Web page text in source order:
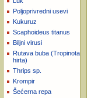
Poljoprivredni usevi
Kukuruz
Scaphoideus titanus
Biljni virusi
Rutava buba (Tropinota
hirta)
Thrips sp.
Krompir
Šećerna repa